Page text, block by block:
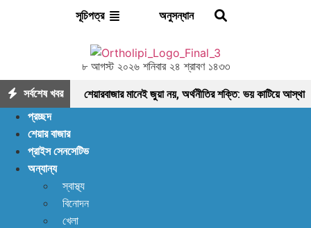
সূচিপত্র অনুসন্ধান
৮ আগস্ট ২০২৬ শনিবার ২৪ শ্রাবণ ১৪৩৩
সর্বশেষ খবর শেয়ারবাজার মানেই জুয়া নয়, অর্থনীতির শক্তি: ভয় কাটিয়ে আস্থা
ফাইনফুডস; আয়, নগদ প্রবাহ ও সম্পদে ধারাবাহিক প্রবৃদ্ধি
নতুন মোড়ের সামনে?
প্রচ্ছদ
শেয়ার বাজার
প্রাইস সেনসেটিভ
অন্যান্য
স্বাস্থ্য
বিনোদন
খেলা